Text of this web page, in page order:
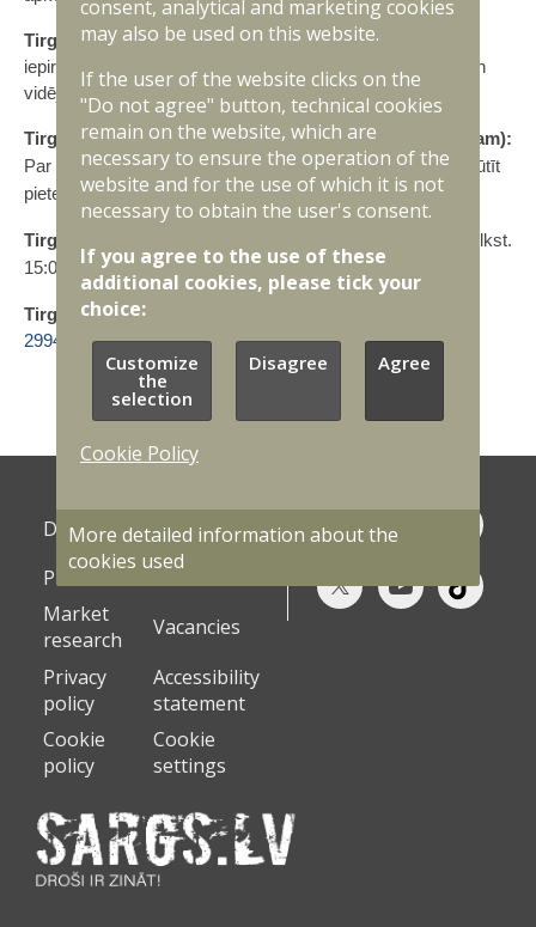
Tirgus izpētes mērķis:NP 1.RNC ir ieinteresēts pirms
iepirkuma izsludināšanas noskaidrot komersantu spējas un
vidējās tirgus cenas minētā iepirkuma realizēšanai.
Tirgus izpētes informācijas iesniedzējam (uzņēmējam):
Par piedalīšanos tirgus izpētes procesā lūdzam sūtīt
pieteikumu uz e-pasta adresi: ivars.kuznecovs@mil.lv
Tirgus izpētes iesniegšanas termiņš:
līdz 19.11.2025. plkst.
15:00
Tirgus izpētes kontaktpersona:
29944549,ivars.kuznecovs@mil.lv)
Documents Photo
galleries
Procurement
Market
research
Vacancies
Privacy
policy
Accessibility
statement
Cookie
policy
Cookie
settings
consent, analytical and marketing cookies
may also be used on this website.
If the user of the website clicks on the
"Do not agree" button, technical cookies
remain on the website, which are
necessary to ensure the operation of the
website and for the use of which it is not
necessary to obtain the user's consent.
If you agree to the use of these
additional cookies, please tick your
choice:
Customize
the
selection
Disagree Agree
Cookie Policy
More detailed information about the
cookies used